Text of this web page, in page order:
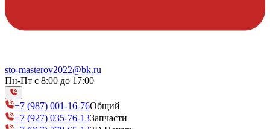
sto-masterov2022@bk.ru
Пн-Пт с 8:00 до 17:00
+7 (987) 001-16-76Общий
+7 (927) 035-76-13Запчасти